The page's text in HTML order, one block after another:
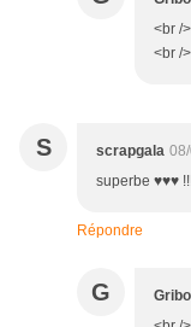
<br /
<br />
S scrapgala
superbe ♥♥♥
Répondre
G